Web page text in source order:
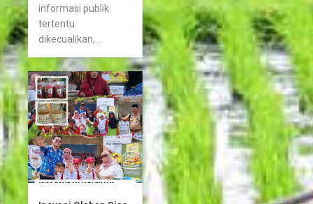
informasi publik
tertentu
dikecualikan,...